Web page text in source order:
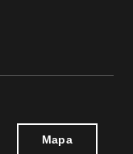
Mapa